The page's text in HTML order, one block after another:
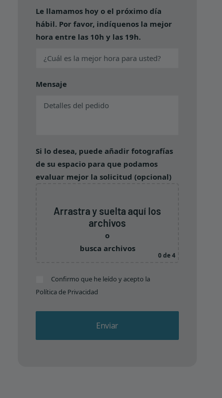
Le llamamos hoy o el próximo día
hábil. Por favor, indíquenos la mejor
hora entre las 10h y las 19h.
Mensaje
Si lo desea, puede añadir fotografías
de su espacio para que podamos
evaluar mejor la solicitud (opcional)
Arrastra y suelta aquí los
archivos
o
busca archivos
0de 4
Confirmo que he leído y acepto la
Política de Privacidad